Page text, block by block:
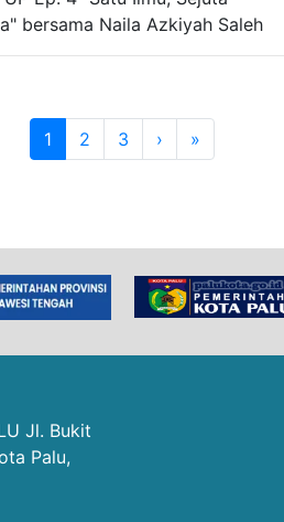
bersama Naila Azkiyah Saleh
1 2 3 › »
Jl. Bukit
Palu,